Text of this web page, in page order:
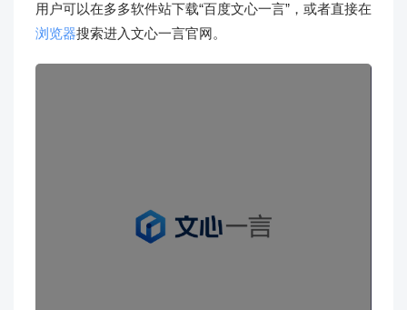
用户可以在多多软件站下载“百度文心一言”，或者直接在
浏览器搜索进入文心一言官网。